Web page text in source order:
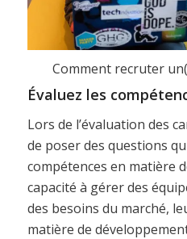
Comment recruter
Évaluez les
Lors de l’évaluation des
de poser des questions
compétences en matière
capacité à gérer des
des besoins du marché,
matière de